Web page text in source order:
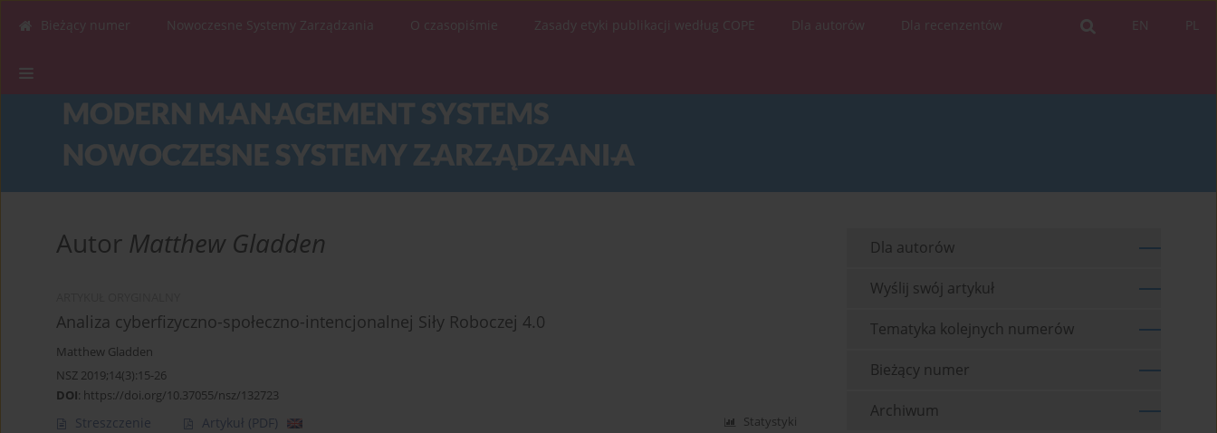
PL
EN
Bieżący numer Nowoczesne Systemy Zarządzania O czasopiśmie Zasady etyki publikacji według COPE Dla autorów Dla recenzentów
Autor Matthew Gladden
Analiza cyberfizyczno-społeczno-intencjonalnej Siły Roboczej 4.0
Matthew Gladden
NSZ 2019;14(3):15-26
DOI: https://doi.org/10.37055/nsz/132723
Streszczenie Artykuł (PDF) Statystyki
Dla autorów
Wyślij swój artykuł
Tematyka kolejnych numerów
Bieżący numer
Archiwum